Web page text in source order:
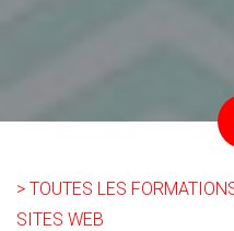
> TOUTES LES
SITES WEB